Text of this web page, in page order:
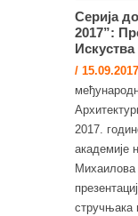
Серија
2017”:
/
2017.
академије
стручњака